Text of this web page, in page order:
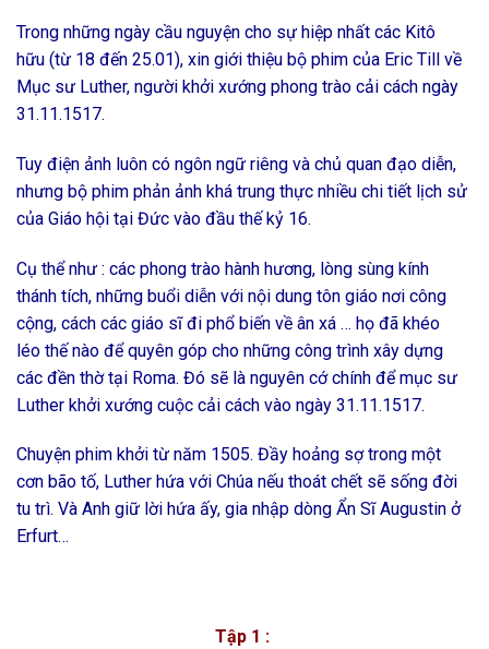
Trong những ngày cầu nguyện cho sự hiệp nhất các Kitô
hữu (từ 18 đến 25.01), xin giới thiệu bộ phim của Eric Till về
Mục sư Luther, người khởi xướng phong trào cải cách ngày
31.11.1517.
Tuy điện ảnh luôn có ngôn ngữ riêng và chủ quan đạo diễn,
nhưng bộ phim phản ảnh khá trung thực nhiều chi tiết lịch sử
của Giáo hội tại Đức vào đầu thế kỷ 16.
Cụ thể như : các phong trào hành hương, lòng sùng kính
thánh tích, những buổi diễn với nội dung tôn giáo nơi công
cộng, cách các giáo sĩ đi phổ biến về ân xá … họ đã khéo
léo thế nào để quyên góp cho những công trình xây dựng
các đền thờ tại Roma. Đó sẽ là nguyên cớ chính để mục sư
Luther khởi xướng cuộc cải cách vào ngày 31.11.1517.
Chuyện phim khởi từ năm 1505. Đầy hoảng sợ trong một
cơn bão tố, Luther hứa với Chúa nếu thoát chết sẽ sống đời
tu trì. Và Anh giữ lời hứa ấy, gia nhập dòng Ẩn Sĩ Augustin ở
Erfurt…
Tập 1 :